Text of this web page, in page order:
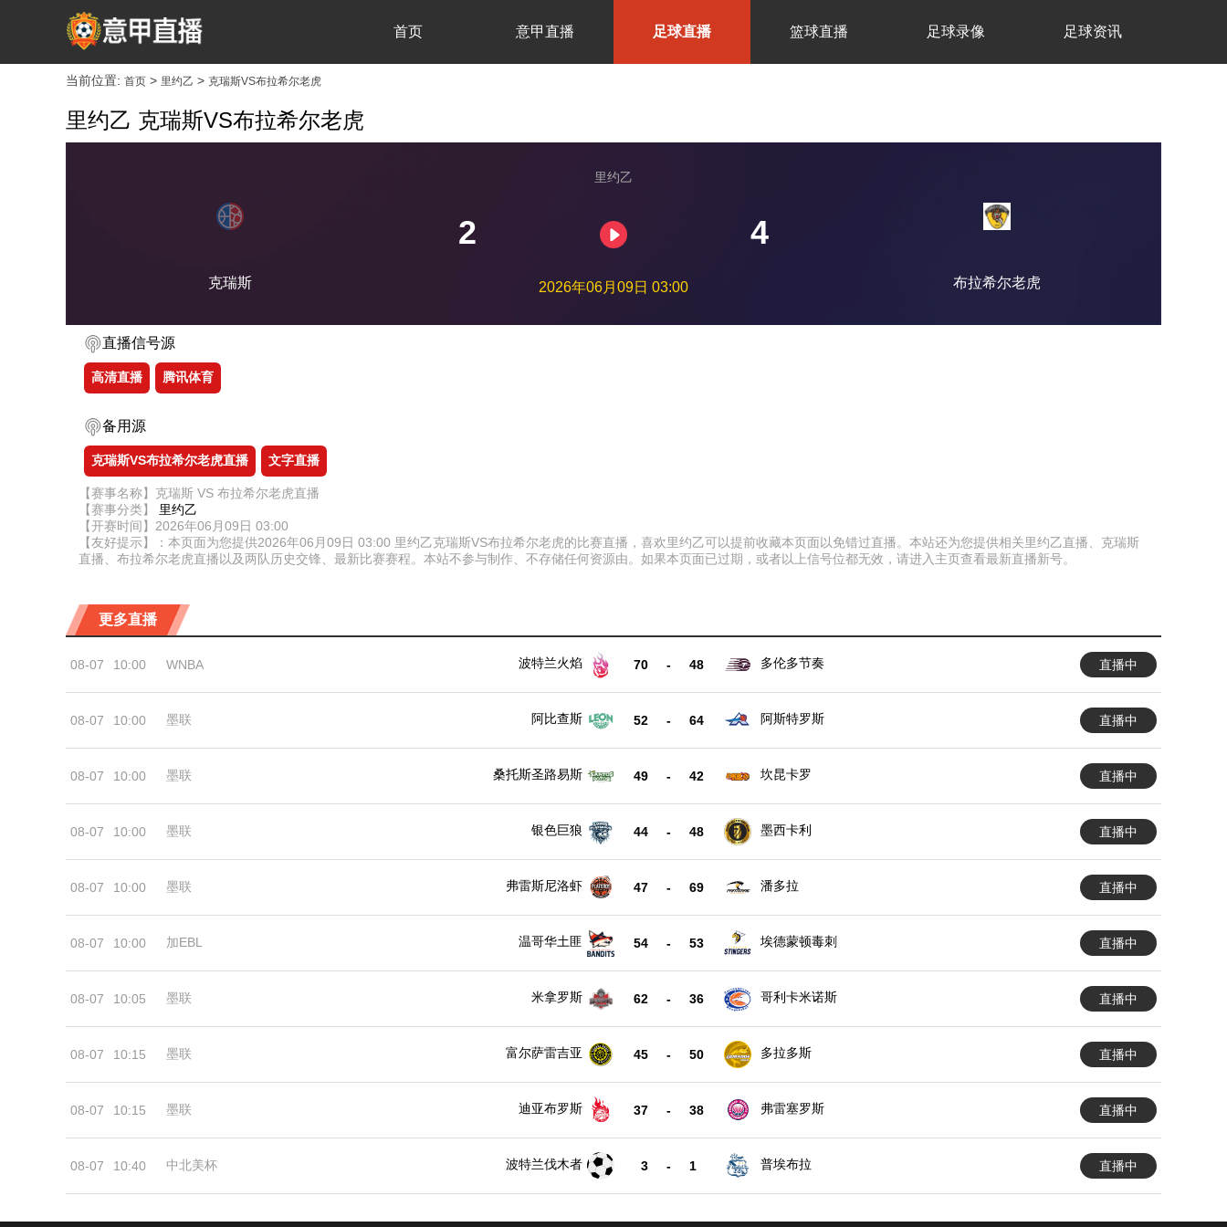
首页 意甲直播 足球直播 篮球直播 足球录像 足球资讯
当前位置: 首页 > 里约乙 > 克瑞斯VS布拉希尔老虎
里约乙 克瑞斯VS布拉希尔老虎
克瑞斯
里约乙
2 4
2026年06月09日 03:00 布拉希尔老虎
直播信号源
高清直播 腾讯体育
备用源
克瑞斯VS布拉希尔老虎直播 文字直播
【赛事名称】克瑞斯 VS 布拉希尔老虎直播
【赛事分类】 里约乙
【开赛时间】2026年06月09日 03:00
【友好提示】：本页面为您提供2026年06月09日 03:00 里约乙克瑞斯VS布拉希尔老虎的比赛直播，喜欢里约乙可以提前收藏本页面以免错过直播。本站还为您提供相关里约乙直播、克瑞斯
直播、布拉希尔老虎直播以及两队历史交锋、最新比赛赛程。本站不参与制作、不存储任何资源由。如果本页面已过期，或者以上信号位都无效，请进入主页查看最新直播新号。
更多直播
08-07 10:00 WNBA 波特兰火焰 70 - 48 多伦多节奏 直播中
08-07 10:00 墨联 阿比查斯 52 - 64 阿斯特罗斯 直播中
08-07 10:00 墨联 桑托斯圣路易斯 49 - 42 坎昆卡罗 直播中
08-07 10:00 墨联 银色巨狼 44 - 48 墨西卡利 直播中
08-07 10:00 墨联 弗雷斯尼洛虾 47 - 69 潘多拉 直播中
08-07 10:00 加EBL 温哥华土匪 54 - 53 埃德蒙顿毒刺 直播中
08-07 10:05 墨联 米拿罗斯 62 - 36 哥利卡米诺斯 直播中
08-07 10:15 墨联 富尔萨雷吉亚 45 - 50 多拉多斯 直播中
08-07 10:15 墨联 迪亚布罗斯 37 - 38 弗雷塞罗斯 直播中
08-07 10:40 中北美杯 波特兰伐木者 3 - 1 普埃布拉 直播中